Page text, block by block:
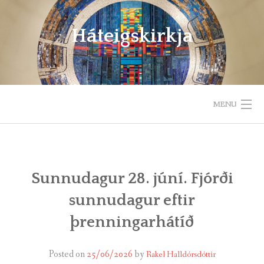
Háteigskirkja
MENU
UM HÁTEIGSKIRKJU
BÖRN OG UNGLINGAR
GÆÐASTUNDIR
Sunnudagur 28. júní. Fjórði
sunnudagur eftir
þrenningarhátíð
Posted on25/06/2026by Rakel Halldórsdóttir